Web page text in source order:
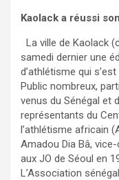
Kaolack a réussi
La ville de Kaolack
samedi dernier une
d’athlétisme qui
Public nombreux,
venus du Sénégal et
représentants du
l’athlétisme africain
Amadou Dia Bâ,
aux JO de Séoul en
L’Association